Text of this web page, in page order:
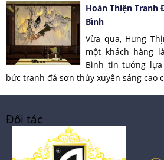
Hoàn Thiện Tranh
Bình
Vừa qua, Hưng
một khách hàng
Bình tin tưởng
bức tranh đá sơn thủy xuyên sáng cao
Đối tác